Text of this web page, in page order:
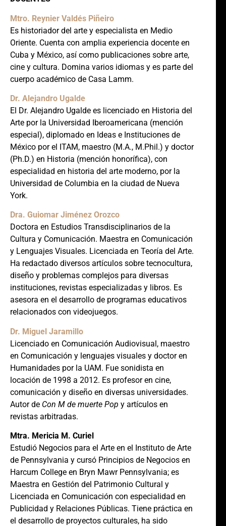
Mtro. Reynier Valdés Piñeiro
Es historiador del arte y especialista en Medio
Oriente. Cuenta con amplia experiencia docente en
Cuba y México, así como publicaciones sobre arte,
cine y cultura. Domina varios idiomas y es parte del
cuerpo académico de Casa Lamm.
Dr. Alejandro Ugalde
El Dr. Alejandro Ugalde es licenciado en Historia del
Arte por la Universidad Iberoamericana (mención
especial), diplomado en Ideas e Instituciones de
México por el ITAM, maestro (M.A., M.Phil.) y doctor
(Ph.D.) en Historia (mención honorífica), con
especialidad en historia del arte moderno, por la
Universidad de Columbia en la ciudad de Nueva
York.
Dra. Guiomar Jiménez Orozco
Doctora en Estudios Transdisciplinarios de la
Cultura y Comunicación. Maestra en Comunicación
y Lenguajes Visuales. Licenciada en Teoría del Arte.
Ha redactado diversos artículos sobre tecnocultura,
diseño y problemas complejos para diversas
instituciones, revistas especializadas y libros. Es
asesora en el desarrollo de programas educativos
relacionados con videojuegos.
Dr. Miguel Jaramillo
Licenciado en Comunicación Audiovisual, maestro
en Comunicación y lenguajes visuales y doctor en
Humanidades por la UAM. Fue sonidista en
locación de 1998 a 2012. Es profesor en cine,
comunicación y diseño en diversas universidades.
Autor de Con M de muerte Pop y artículos en
revistas arbitradas.
Mtra. Mericia M. Curiel
Estudió Negocios para el Arte en el Instituto de Arte
de Pennsylvania y cursó Principios de Negocios en
Harcum College en Bryn Mawr Pennsylvania; es
Maestra en Gestión del Patrimonio Cultural y
Licenciada en Comunicación con especialidad en
Publicidad y Relaciones Públicas. Tiene práctica en
el desarrollo de proyectos culturales, ha sido